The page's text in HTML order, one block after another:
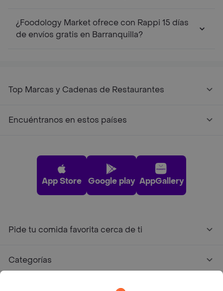
¿Foodology Market ofrece con Rappi 15 días
de envíos gratis en Barranquilla?
Top Marcas y Cadenas de Restaurantes
Encuéntranos en estos países
App Store Google play AppGallery
Pide tu comida favorita cerca de ti
Categorías